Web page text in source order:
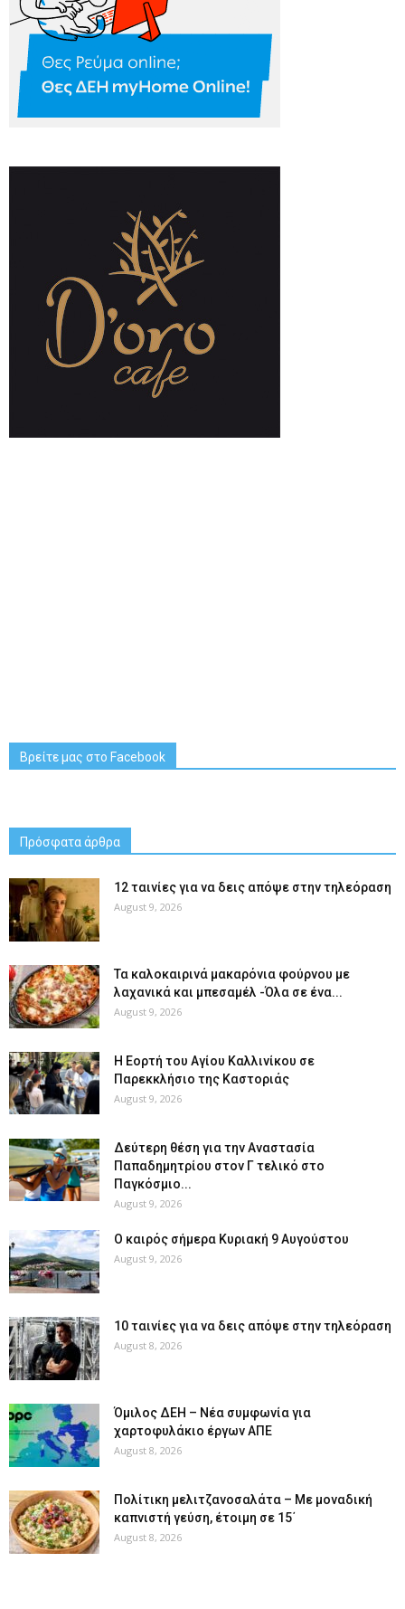
Βρείτε μας στο Facebook
Πρόσφατα άρθρα
12 ταινίες για να δεις απόψε στην τηλεόραση
August 9, 2026
Τα καλοκαιρινά μακαρόνια φούρνου με
λαχανικά και μπεσαμέλ -Όλα σε ένα...
August 9, 2026
H Εορτή του Αγίου Καλλινίκου σε
Παρεκκλήσιο της Καστοριάς
August 9, 2026
Δεύτερη θέση για την Αναστασία
Παπαδημητρίου στον Γ τελικό στο
Παγκόσμιο...
August 9, 2026
Ο καιρός σήμερα Κυριακή 9 Αυγούστου
August 9, 2026
10 ταινίες για να δεις απόψε στην τηλεόραση
August 8, 2026
Όμιλος ΔΕΗ – Νέα συμφωνία για
χαρτοφυλάκιο έργων ΑΠΕ
August 8, 2026
Πολίτικη μελιτζανοσαλάτα – Με μοναδική
καπνιστή γεύση, έτοιμη σε 15΄
August 8, 2026